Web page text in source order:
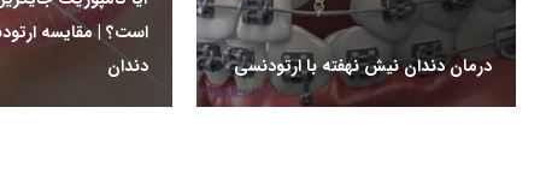
درمان دندان نیش نهفته با ارتودنسی
است؟ | مقایسه
دندان